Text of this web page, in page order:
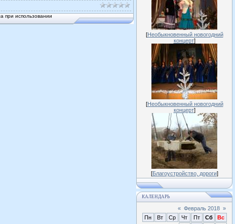
при использовании
[Необыкновенный новогодний
концерт]
[Необыкновенный новогодний
концерт]
[Благоустройство, дороги]
КАЛЕНДАРЬ
« Февраль 2018 »
Пн
Вт Ср Чт Пт Сб
Вс